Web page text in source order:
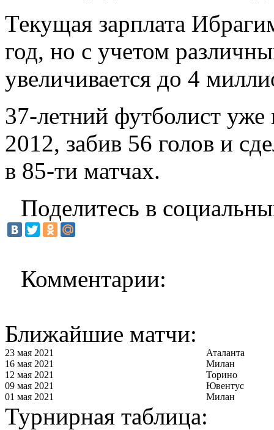
Текущая зарплата
год, но с учетом
увеличивается до 4
37-летний футболист
2012, забив 56 голов и
в 85-ти матчах.
Поделитесь в
Комментарии:
Ближайшие матчи:
23 мая 2021
Аталанта
16 мая 2021
Милан
12 мая 2021
Торино
09 мая 2021
Ювентус
01 мая 2021
Милан
Турнирная таблица: